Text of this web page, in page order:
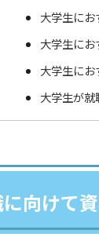
大学生にお
大学生にお
大学生にお
大学生が就
向けて